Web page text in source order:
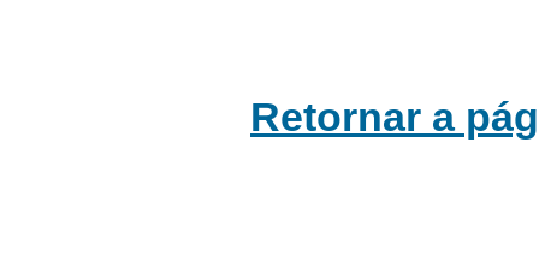
Retornar a